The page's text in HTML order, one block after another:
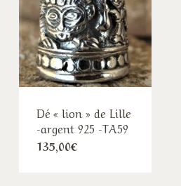
Dé « lion » de Lille
-argent 925 -TA59
135,00€